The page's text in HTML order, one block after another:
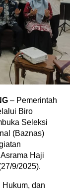
– Pemerintah
Biro
Seleksi
(Baznas)
Haji
9/2025).
Hukum, dan